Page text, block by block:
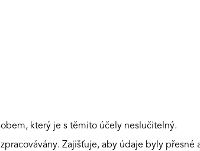
který je s těmito účely neslučitelný.
Zajišťuje, aby údaje byly